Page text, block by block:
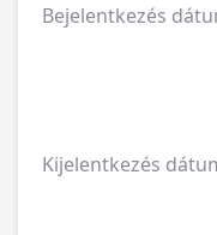
Bejelentkezés
Kijelentkezés